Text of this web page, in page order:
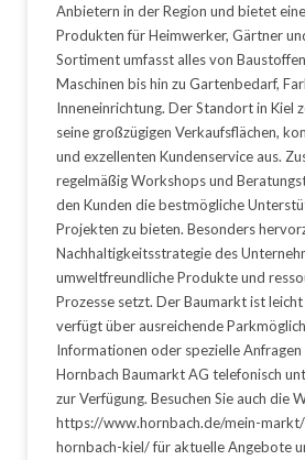
Anbietern in der Region und bietet
Produkten für Heimwerker, Gärtner
Sortiment umfasst alles von
Maschinen bis hin zu Gartenbedarf,
Inneneinrichtung. Der Standort in Kiel
seine großzügigen Verkaufsflächen,
und exzellenten Kundenservice aus.
regelmäßig Workshops und
den Kunden die bestmögliche
Projekten zu bieten. Besonders
Nachhaltigkeitsstrategie des
umweltfreundliche Produkte und
Prozesse setzt. Der Baumarkt ist
verfügt über ausreichende
Informationen oder spezielle
Hornbach Baumarkt AG telefonisch
zur Verfügung. Besuchen Sie auch die
https://www.hornbach.de/mein-
hornbach-kiel/ für aktuelle Angebote